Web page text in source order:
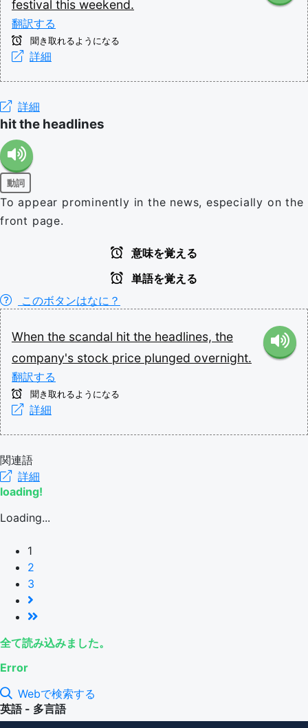
festival this weekend.
翻訳する
聞き取れるようになる
詳細
詳細
hit the headlines
動詞
To appear prominently in the news, especially on the
front page.
意味を覚える
単語を覚える
このボタンはなに？
When the scandal hit the headlines, the
company's stock price plunged overnight.
翻訳する
聞き取れるようになる
詳細
関連語
詳細
loading!
Loading...
1
2
3
全て読み込みました。
Error
Webで検索する
英語 - 多言語